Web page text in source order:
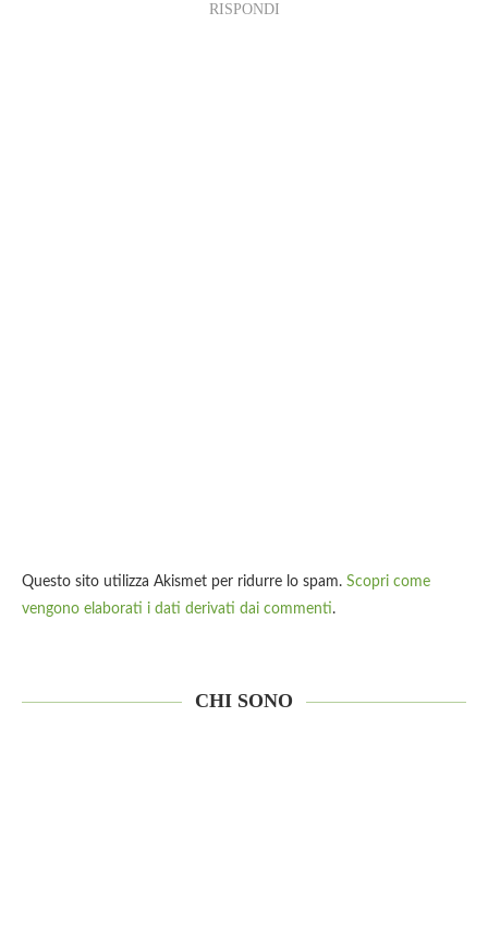
RISPONDI
Questo sito utilizza Akismet per ridurre lo spam. Scopri come
vengono elaborati i dati derivati dai commenti.
CHI SONO